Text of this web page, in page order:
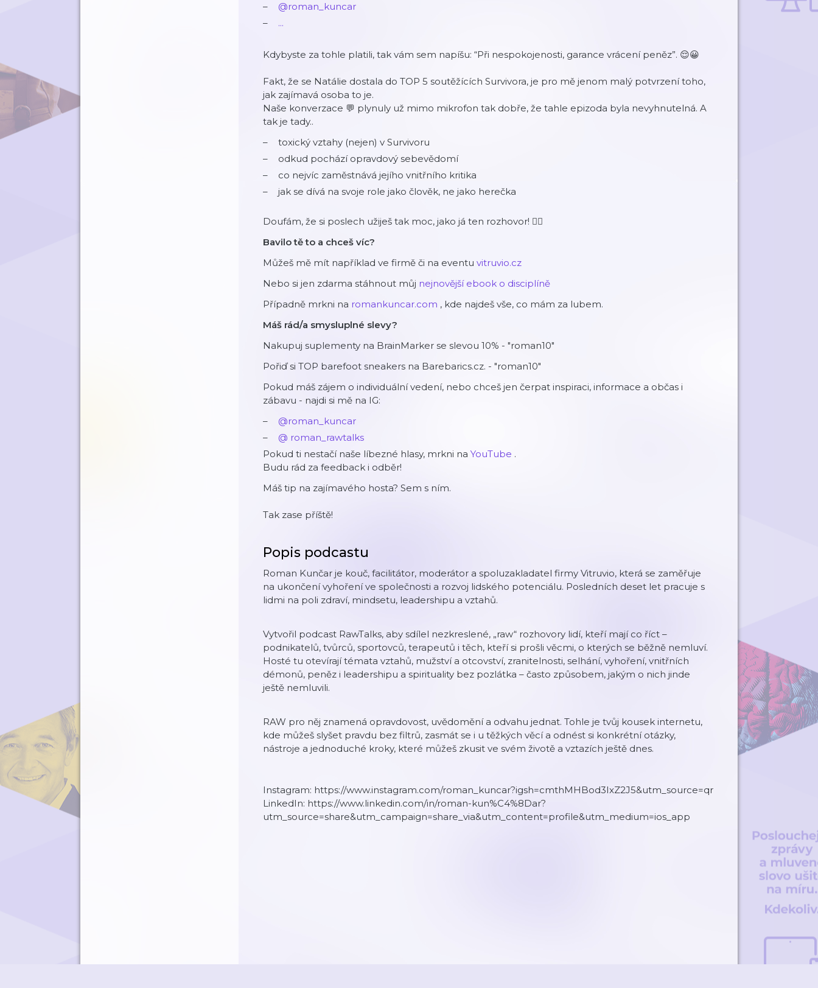
@roman_kuncar
...
Kdybyste za tohle platili, tak vám sem napíšu: “Při nespokojenosti, garance vrácení peněz”. 😌😀
Fakt, že se Natálie dostala do TOP 5 soutěžících Survivora, je pro mě jenom malý potvrzení toho,
jak zajímavá osoba to je.
Naše konverzace 💬 plynuly už mimo mikrofon tak dobře, že tahle epizoda byla nevyhnutelná. A
tak je tady..
toxický vztahy (nejen) v Survivoru
odkud pochází opravdový sebevědomí
co nejvíc zaměstnává jejího vnitřního kritika
jak se dívá na svoje role jako člověk, ne jako herečka
Doufám, že si poslech užiješ tak moc, jako já ten rozhovor! ✌🏽
Bavilo tě to a chceš víc?
Můžeš mě mít například ve firmě či na eventu vitruvio.cz
Nebo si jen zdarma stáhnout můj nejnovější ebook o disciplíně
Případně mrkni na romankuncar.com , kde najdeš vše, co mám za lubem.
Máš rád/a smysluplné slevy?
Nakupuj suplementy na BrainMarker se slevou 10% - "roman10"
Pořiď si TOP barefoot sneakers na Barebarics.cz. - "roman10"
Pokud máš zájem o individuální vedení, nebo chceš jen čerpat inspiraci, informace a občas i
zábavu - najdi si mě na IG:
@roman_kuncar
@ roman_rawtalks
Pokud ti nestačí naše líbezné hlasy, mrkni na YouTube .
Budu rád za feedback i odběr!
Máš tip na zajímavého hosta? Sem s ním.
Tak zase příště!
Popis podcastu
Roman Kunčar je kouč, facilitátor, moderátor a spoluzakladatel firmy Vitruvio, která se zaměřuje
na ukončení vyhoření ve společnosti a rozvoj lidského potenciálu. Posledních deset let pracuje s
lidmi na poli zdraví, mindsetu, leadershipu a vztahů.
Vytvořil podcast RawTalks, aby sdílel nezkreslené, „raw“ rozhovory lidí, kteří mají co říct –
podnikatelů, tvůrců, sportovců, terapeutů i těch, kteří si prošli věcmi, o kterých se běžně nemluví.
Hosté tu otevírají témata vztahů, mužství a otcovství, zranitelnosti, selhání, vyhoření, vnitřních
démonů, peněz i leadershipu a spirituality bez pozlátka – často způsobem, jakým o nich jinde
ještě nemluvili.
RAW pro něj znamená opravdovost, uvědomění a odvahu jednat. Tohle je tvůj kousek internetu,
kde můžeš slyšet pravdu bez filtrů, zasmát se i u těžkých věcí a odnést si konkrétní otázky,
nástroje a jednoduché kroky, které můžeš zkusit ve svém životě a vztazích ještě dnes.
Instagram: https://www.instagram.com/roman_kuncar?igsh=cmthMHBod3IxZ2J5&utm_source=qr
LinkedIn: https://www.linkedin.com/in/roman-kun%C4%8Dar?
utm_source=share&utm_campaign=share_via&utm_content=profile&utm_medium=ios_app